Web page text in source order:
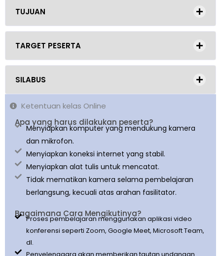
TUJUAN
TARGET PESERTA
SILABUS
Ketentuan kelas Online
Apa yang harus dilakukan peserta?
Menyiapkan komputer yang mendukung kamera
dan mikrofon.
Menyiapkan koneksi internet yang stabil.
Menyiapkan alat tulis untuk mencatat.
Tidak mematikan kamera selama pembelajaran
berlangsung, kecuali atas arahan fasilitator.
Bagaimana Cara Mengikutinya?
Proses pembelajaran menggunakan aplikasi video
konferensi seperti Zoom, Google Meet, Microsoft Team,
dl.